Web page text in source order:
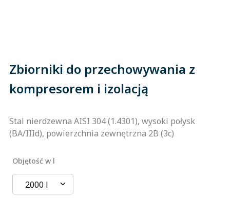
Zbiorniki do przechowywania z
kompresorem i izolacją
Stal nierdzewna AISI 304 (1.4301), wysoki połysk
(BA/IIId), powierzchnia zewnętrzna 2B (3c)
Objętość w l
2000 l